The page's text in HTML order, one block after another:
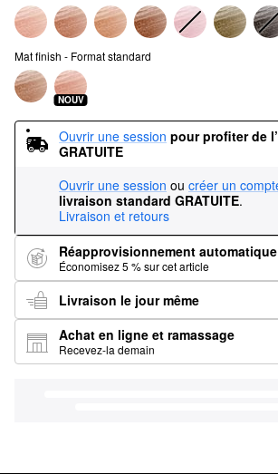
Mat finish - Format standard
NOUV
Ouvrir une session pour profiter de
GRATUITE
Ouvrir une session ou créer un
livraison standard GRATUITE.
Livraison et retours
Réapprovisionnement automatique
Économisez 5 % sur cet article
Livraison le jour même
Achat en ligne et ramassage
Recevez-la demain